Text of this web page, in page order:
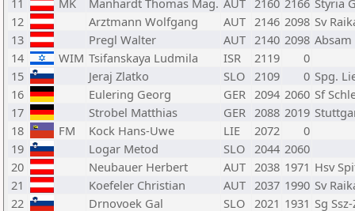
11
MK Manhardt Thomas Mag. AUT 2160 2166 Styria
12
Arztmann Wolfgang AUT 2146 2098 Sv
13
Pregl Walter AUT 2140 2098 Absam
14
WIM Tsifanskaya Ludmila ISR 2119
0
15
Jeraj Zlatko SLO 2109 0 Spg.
16
Eulering Georg GER 2094 2060 Sf
17
Strobel Matthias GER 2088 2019
18
FM Kock Hans-Uwe LIE 2072
0
19
Logar Metod SLO 2044 2060
20
Neubauer Herbert AUT 2038 1971 Hsv
21
Koefeler Christian AUT 2037 1990 Sv
22
Drnovoek Gal SLO 2021 1931 Sg